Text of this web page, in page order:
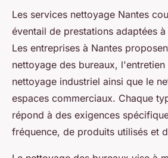
Les services nettoyage Nantes
éventail de prestations adaptées
Les entreprises à Nantes
nettoyage des bureaux,
nettoyage industriel ainsi que le
espaces commerciaux. Chaque
répond à des exigences
fréquence, de produits utilisés et